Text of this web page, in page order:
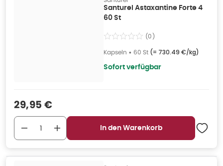
Santurel Astaxantine Forte 4
60 St
(0)
Kapseln • 60 St (= 730.49 €/kg)
Sofort verfügbar
Verkaufspreis
29,95 €
In den Warenkorb